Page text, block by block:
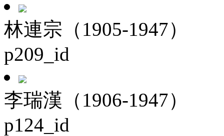
林連宗（1905-1947）
p209_id
李瑞漢（1906-1947）
p124_id